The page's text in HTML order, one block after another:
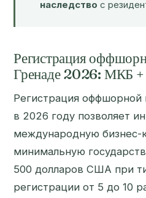
наследство с
Регистрация
Гренаде 2026: МКБ
Регистрация оффшорной
в 2026 году позволяет
международную
минимальную
500 долларов США при
регистрации от 5 до 10